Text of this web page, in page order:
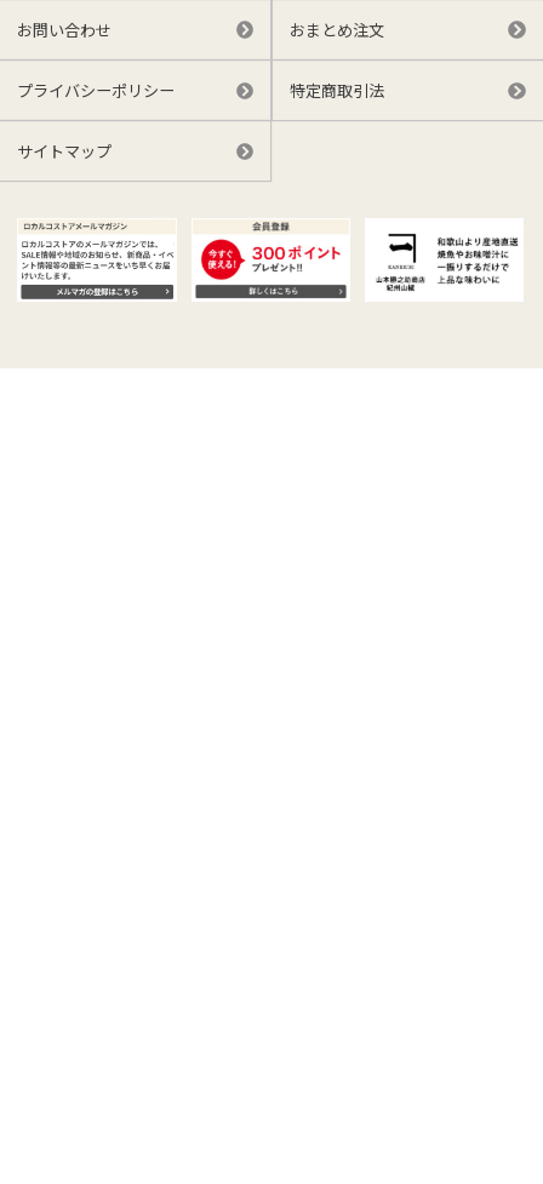
お問い合わせ おまとめ注文
プライバシーポリシー 特定商取引法
サイトマップ